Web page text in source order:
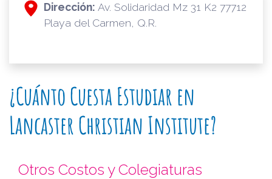
Dirección: Av. Solidaridad Mz 31 K2 77712
Playa del Carmen, Q.R.
¿Cuánto Cuesta Estudiar en
Lancaster Christian Institute?
Otros Costos y Colegiaturas